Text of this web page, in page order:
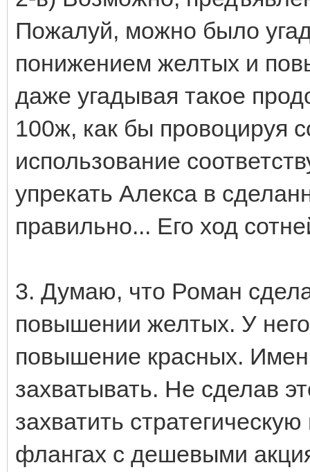
Пожалуй, можно было
понижением желтых и
даже угадывая такое
100ж, как бы провоцируя
использование
упрекать Алекса в
правильно... Его ход
3. Думаю, что Роман
повышении желтых. У
повышение красных.
захватывать. Не сделав
захватить
флангах с дешевыми